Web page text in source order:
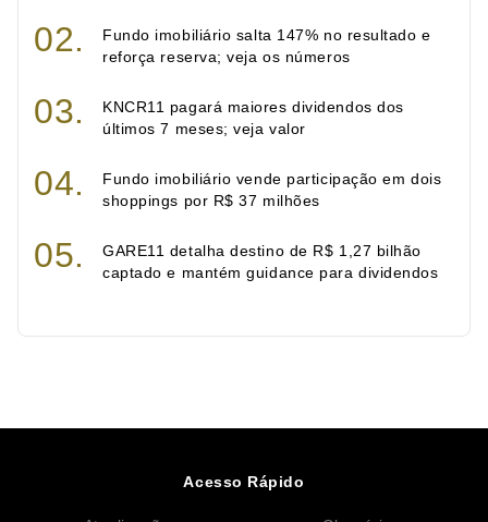
Fundo imobiliário salta 147% no resultado e
reforça reserva; veja os números
KNCR11 pagará maiores dividendos dos
últimos 7 meses; veja valor
Fundo imobiliário vende participação em dois
shoppings por R$ 37 milhões
GARE11 detalha destino de R$ 1,27 bilhão
captado e mantém guidance para dividendos
Acesso Rápido